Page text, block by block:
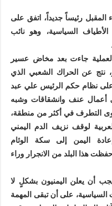
المقبل رئيساً جديداً، اتفق على
السياسية، وهو نائب
جاءت بعد مخاض عسير
عن الحراك الشعبي الذي
نظام حكم الرئيس علي عبد
أعمال عنف وانشقاقات وشبه
التطرف في أكثر من منطقة،
لوقف نزيف الدم اليمني
اليمن إلى سكة الوئام
هذا البلد من الانجرار وراء
21 فبراير، يجب أن يعلن اليمنيون بشكلٍ لا
على أن تبقى المهمة